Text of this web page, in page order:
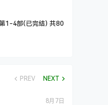
4部(已完结) 共80
PREV NEXT
8月7日